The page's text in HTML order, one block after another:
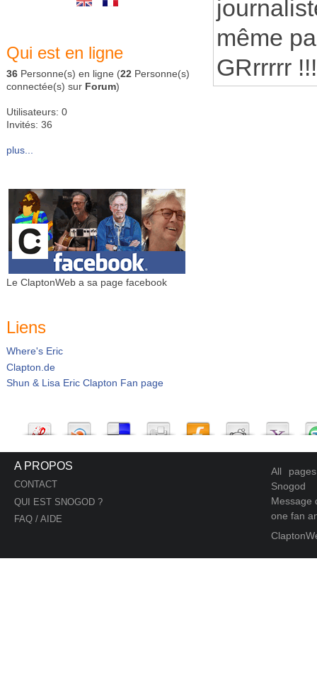
Qui est en ligne
36 Personne(s) en ligne (22 Personne(s)
connectée(s) sur Forum)
Utilisateurs: 0
Invités: 36
plus...
Le ClaptonWeb a sa page facebook
Liens
Where's Eric
Clapton.de
Shun & Lisa Eric Clapton Fan page
même
GRrrrrr
A PROPOS
CONTACT
QUI EST SNOGOD ?
FAQ / AIDE
All
Snogod
Message
one fan